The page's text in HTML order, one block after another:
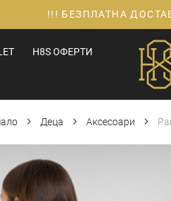
!!! БЕЗПЛАТНА
H8S ОФЕРТИ
Деца Аксесоари